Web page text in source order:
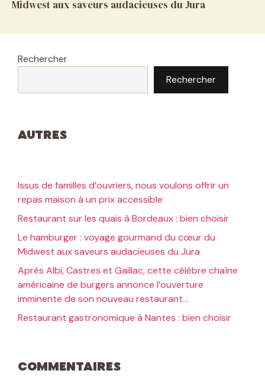
Midwest aux saveurs audacieuses du Jura
Rechercher
Rechercher
Autres
Issus de familles d’ouvriers, nous voulons offrir un
repas maison à un prix accessible
Restaurant sur les quais à Bordeaux : bien choisir
Le hamburger : voyage gourmand du cœur du
Midwest aux saveurs audacieuses du Jura
Après Albi, Castres et Gaillac, cette célèbre chaîne
américaine de burgers annonce l’ouverture
imminente de son nouveau restaurant…
Restaurant gastronomique à Nantes : bien choisir
Commentaires